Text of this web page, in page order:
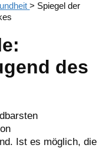
> Spiegel der
des
Ist es möglich, die